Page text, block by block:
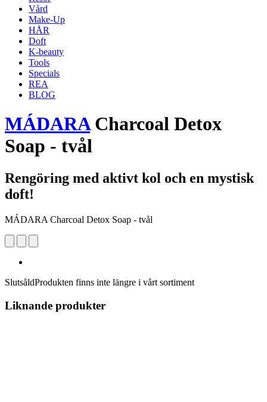
Vård
Make-Up
HÅR
Doft
K-beauty
Tools
Specials
REA
BLOG
MÁDARACharcoal Detox
Soap - tvål
Rengöring med aktivt kol och en mystisk
doft!
MÁDARA Charcoal Detox Soap - tvål
SlutsåldProdukten finns inte längre i vårt sortiment
Liknande produkter